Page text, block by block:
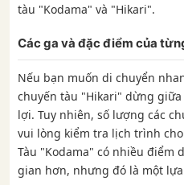
tàu "Kodama" và "Hikari".
Các ga và đặc điểm của
Nếu bạn muốn di chuyển
chuyến tàu "Hikari" dừng
lợi. Tuy nhiên, số lượng các
vui lòng kiểm tra lịch trình
Tàu "Kodama" có nhiều điểm
gian hơn, nhưng đó là một